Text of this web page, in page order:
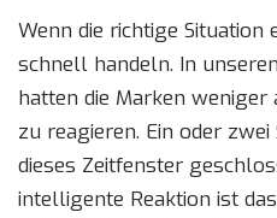
Wenn die richtige Situation
schnell handeln. In
hatten die Marken
zu reagieren. Ein oder
dieses Zeitfenster
intelligente Reaktion ist